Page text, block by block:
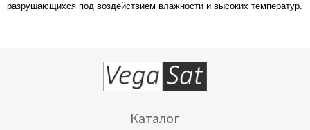
разрушающихся под воздействием влажности и высоких температур.
Каталог